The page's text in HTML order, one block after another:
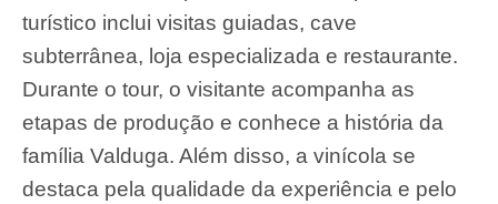
turístico inclui visitas guiadas, cave
subterrânea, loja especializada e restaurante.
Durante o tour, o visitante acompanha as
etapas de produção e conhece a história da
família Valduga. Além disso, a vinícola se
destaca pela qualidade da experiência e pelo